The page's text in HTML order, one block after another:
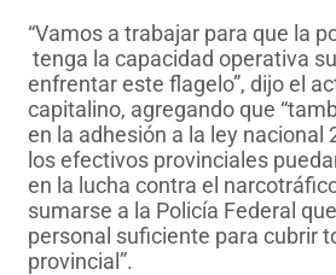
“Vamos a trabajar para que la
tenga la capacidad operativa
enfrentar este flagelo”, dijo el
capitalino, agregando que
en la adhesión a la ley nacional
los efectivos provinciales
en la lucha contra el
sumarse a la Policía Federal
personal suficiente para cubrir
provincial”.